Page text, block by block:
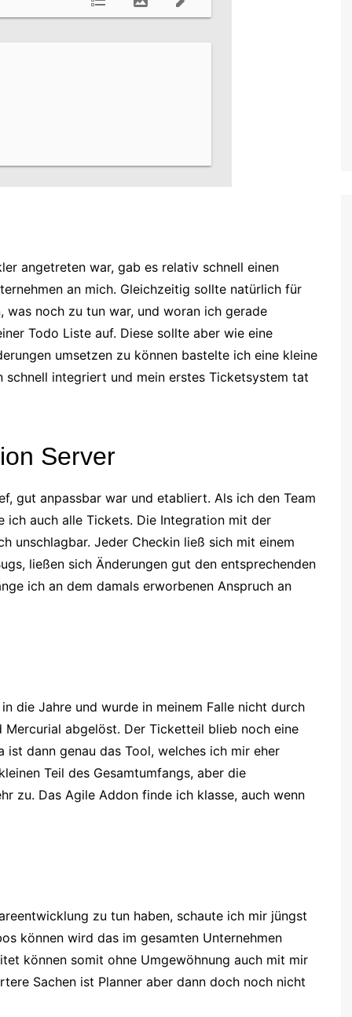
angetreten war, gab es relativ schnell einen
an mich. Gleichzeitig sollte natürlich für
was noch zu tun war, und woran ich gerade
Todo Liste auf. Diese sollte aber wie eine
umsetzen zu können bastelte ich eine kleine
schnell integriert und mein erstes Ticketsystem tat
Server
gut anpassbar war und etabliert. Als ich den Team
auch alle Tickets. Die Integration mit der
unschlagbar. Jeder Checkin ließ sich mit einem
ließen sich Änderungen gut den entsprechenden
ich an dem damals erworbenen Anspruch an
die Jahre und wurde in meinem Falle nicht durch
abgelöst. Der Ticketteil blieb noch eine
ist dann genau das Tool, welches ich mir eher
Teil des Gesamtumfangs, aber die
zu. Das Agile Addon finde ich klasse, auch wenn
zu tun haben, schaute ich mir jüngst
können wird das im gesamten Unternehmen
können somit ohne Umgewöhnung auch mit mir
Sachen ist Planner aber dann doch noch nicht